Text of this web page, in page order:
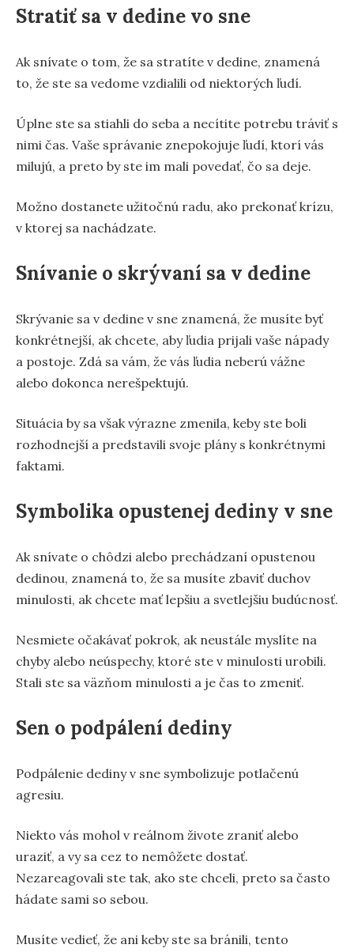
Stratiť sa v dedine vo sne
Ak snívate o tom, že sa stratíte v dedine, znamená
to, že ste sa vedome vzdialili od niektorých ľudí.
Úplne ste sa stiahli do seba a necítite potrebu tráviť s
nimi čas. Vaše správanie znepokojuje ľudí, ktorí vás
milujú, a preto by ste im mali povedať, čo sa deje.
Možno dostanete užitočnú radu, ako prekonať krízu,
v ktorej sa nachádzate.
Snívanie o skrývaní sa v dedine
Skrývanie sa v dedine v sne znamená, že musíte byť
konkrétnejší, ak chcete, aby ľudia prijali vaše nápady
a postoje. Zdá sa vám, že vás ľudia neberú vážne
alebo dokonca nerešpektujú.
Situácia by sa však výrazne zmenila, keby ste boli
rozhodnejší a predstavili svoje plány s konkrétnymi
faktami.
Symbolika opustenej dediny v sne
Ak snívate o chôdzi alebo prechádzaní opustenou
dedinou, znamená to, že sa musíte zbaviť duchov
minulosti, ak chcete mať lepšiu a svetlejšiu budúcnosť.
Nesmiete očakávať pokrok, ak neustále myslíte na
chyby alebo neúspechy, ktoré ste v minulosti urobili.
Stali ste sa väzňom minulosti a je čas to zmeniť.
Sen o podpálení dediny
Podpálenie dediny v sne symbolizuje potlačenú
agresiu.
Niekto vás mohol v reálnom živote zraniť alebo
uraziť, a vy sa cez to nemôžete dostať.
Nezareagovali ste tak, ako ste chceli, preto sa často
hádate sami so sebou.
Musíte vedieť, že ani keby ste sa bránili, tento